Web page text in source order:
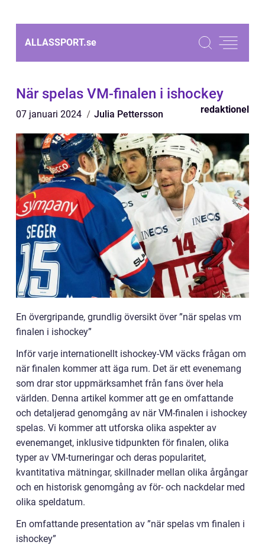
ALLASSPORT.se
När spelas VM-finalen i ishockey
07 januari 2024 Julia Pettersson redaktionel
En övergripande, grundlig översikt över ”när spelas vm
finalen i ishockey”
Inför varje internationellt ishockey-VM väcks frågan om
när finalen kommer att äga rum. Det är ett evenemang
som drar stor uppmärksamhet från fans över hela
världen. Denna artikel kommer att ge en omfattande
och detaljerad genomgång av när VM-finalen i ishockey
spelas. Vi kommer att utforska olika aspekter av
evenemanget, inklusive tidpunkten för finalen, olika
typer av VM-turneringar och deras popularitet,
kvantitativa mätningar, skillnader mellan olika årgångar
och en historisk genomgång av för- och nackdelar med
olika speldatum.
En omfattande presentation av ”när spelas vm finalen i
ishockey”